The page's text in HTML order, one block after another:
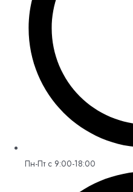
Пн-Пт с 9:00-18:00